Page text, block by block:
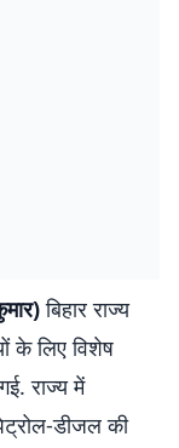
बिहार राज्य
के लिए विशेष
राज्य में
डीजल की